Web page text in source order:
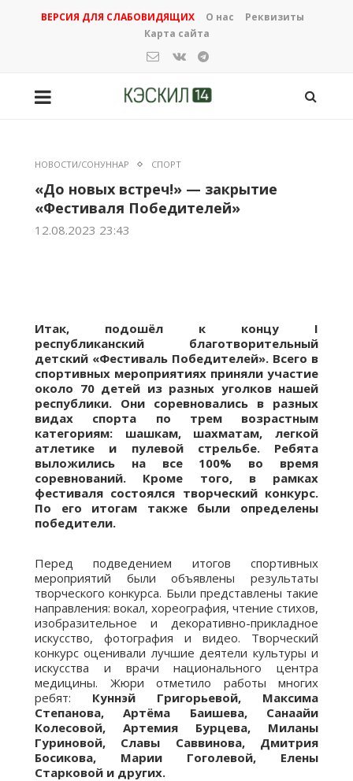
ВЕРСИЯ ДЛЯ СЛАБОВИДЯЩИХ О нас
Реквизиты
Карта сайта
НОВОСТИ/СОНУННАР СПОРТ
«До новых встреч!» — закрытие
«Фестиваля Победителей»
12.08.2023 23:43
Итак, подошёл к концу I
республиканский благотворительный
детский «Фестиваль Победителей». Всего в
спортивных мероприятиях приняли участие
около 70 детей из разных уголков нашей
республики. Они соревновались в разных
видах спорта по трем возрастным
категориям: шашкам, шахматам, легкой
атлетике и пулевой стрельбе. Ребята
выложились на все 100% во время
соревнований. Кроме того, в рамках
фестиваля состоялся творческий конкурс.
По его итогам также были определены
победители.
Перед подведением итогов спортивных
мероприятий были объявлены результаты
творческого конкурса. Были представлены такие
направления: вокал, хореография, чтение стихов,
изобразительное и декоративно-прикладное
искусство, фотография и видео. Творческий
конкурс оценивали лучшие деятели культуры и
искусства и врачи национального центра
медицины. Жюри отметило работы многих
ребят: Куннэй Григорьевой, Максима
Степанова, Артёма Баишева, Санаайи
Колесовой, Артемия Бурцева, Миланы
Гуриновой, Славы Саввинова, Дмитрия
Босикова, Марии Гоголевой, Елены
Старковой и других.